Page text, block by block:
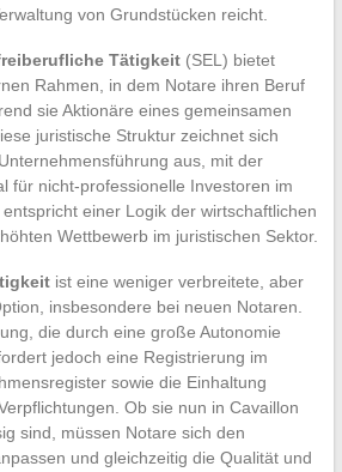
von Grundstücken reicht.
Tätigkeit(SEL) bietet
Rahmen, in dem Notare ihren Beruf
sie Aktionäre eines gemeinsamen
juristische Struktur zeichnet sich
aus, mit der
für nicht-professionelle Investoren im
einer Logik der wirtschaftlichen
Wettbewerb im juristischen Sektor.
ist eine weniger verbreitete, aber
insbesondere bei neuen Notaren.
die durch eine große Autonomie
jedoch eine Registrierung im
sowie die Einhaltung
Ob sie nun in Cavaillon
sind, müssen Notare sich den
und gleichzeitig die Qualität und